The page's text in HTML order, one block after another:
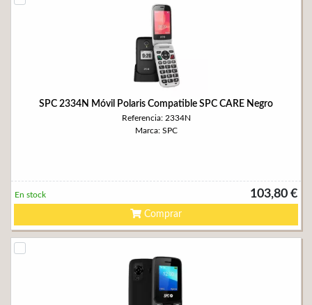
SPC 2334N Móvil Polaris Compatible SPC CARE Negro
Referencia: 2334N
Marca: SPC
103,80 €
En stock
Comprar